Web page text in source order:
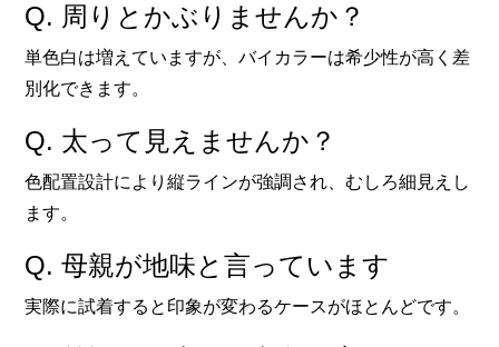
Q. 周りとかぶりませんか？
単色白は増えていますが、バイカラーは希少性が高く差
別化できます。
Q. 太って見えませんか？
色配置設計により縦ラインが強調され、むしろ細見えし
ます。
Q. 母親が地味と言っています
実際に試着すると印象が変わるケースがほとんどです。